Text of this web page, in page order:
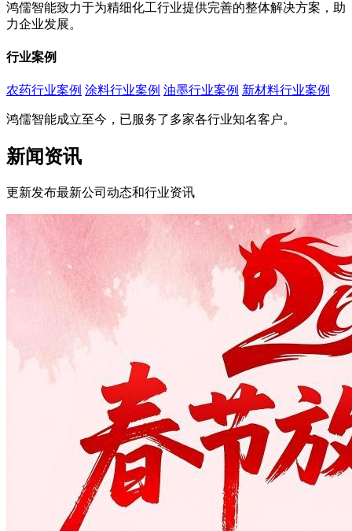
鸿儒智能致力于为精细化工行业提供完善的整体解决方案，助
力企业发展。
行业案例
农药行业案例 涂料行业案例 油墨行业案例 新材料行业案例
鸿儒智能成立至今，已服务了多家各行业知名客户。
新闻资讯
更新发布最新公司动态和行业资讯